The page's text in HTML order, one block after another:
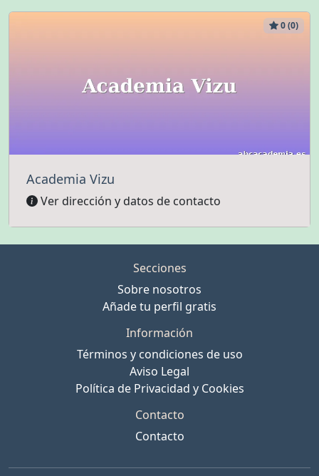
0 (0)
Academia Vizu
Ver dirección y datos de contacto
Secciones
Sobre nosotros
Añade tu perfil gratis
Información
Términos y condiciones de uso
Aviso Legal
Política de Privacidad y Cookies
Contacto
Contacto